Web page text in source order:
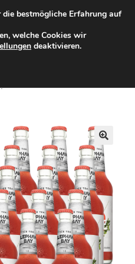
🔍
bestmögliche Erfahrung auf
welche Cookies wir
deaktivieren.